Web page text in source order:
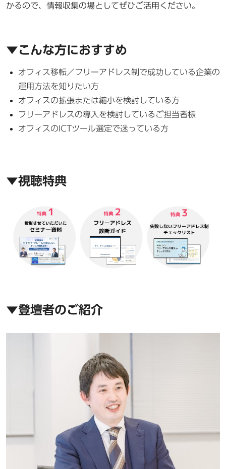
かるので、情報収集の場としてぜひご活用ください。
▼こんな方におすすめ
オフィス移転／フリーアドレス制で成功している企業の
運用方法を知りたい方
オフィスの拡張または縮小を検討している方
フリーアドレスの導入を検討しているご担当者様
オフィスのICTツール選定で迷っている方
▼視聴特典
▼登壇者のご紹介